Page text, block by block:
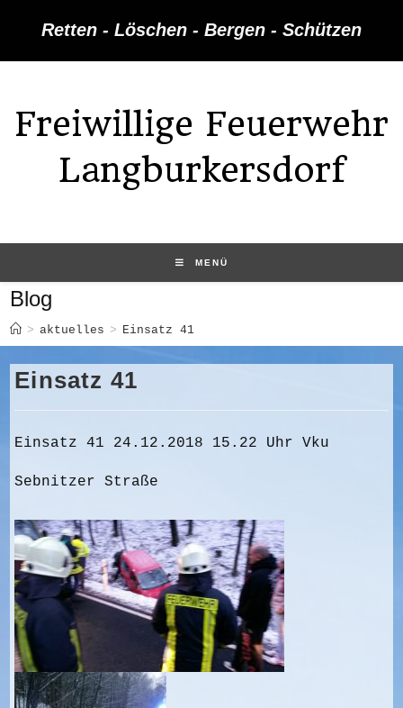
Retten - Löschen - Bergen - Schützen
Freiwillige Feuerwehr
Langburkersdorf
MENÜ
Blog
> aktuelles > Einsatz 41
Einsatz 41
Einsatz 41 24.12.2018 15.22 Uhr Vku
Sebnitzer Straße